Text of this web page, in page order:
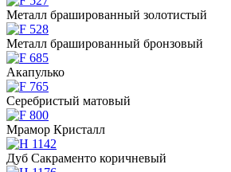
Металл брашированный золотистый
Металл брашированный бронзовый
Акапулько
Серебристый матовый
Мрамор Кристалл
Дуб Сакраменто коричневый